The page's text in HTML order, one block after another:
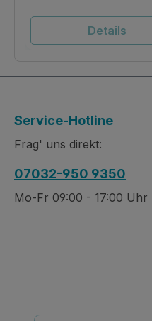
Details
Service-Hotline
Frag' uns direkt:
07032-950 9350
Mo-Fr 09:00 - 17:00 Uhr